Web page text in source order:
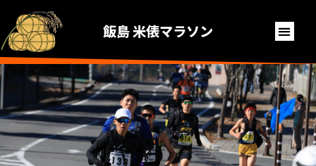
飯島 米俵マラソン